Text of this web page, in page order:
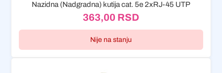
Nazidna (Nadgradna) kutija cat. 5e 2xRJ-45 UTP
363,00 RSD
Nije na stanju